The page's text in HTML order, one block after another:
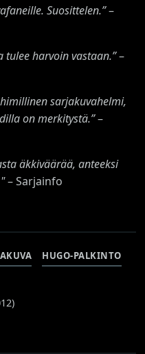
Suosittelen.”–
tulee harvoin vastaan.”–
sarjakuvahelmi,
on merkitystä.”–
äkkiväärää, anteeksi
– Sarjainfo
HUGO-PALKINTO